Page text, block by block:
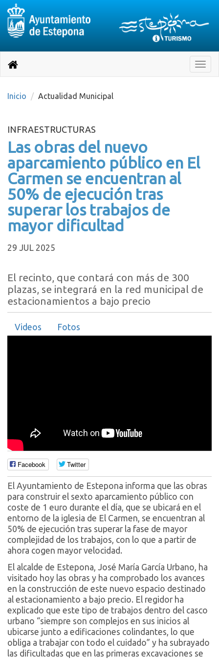
página
Toggle
Destino:
Volver
inicio
Inicio Actualidad Municipal
INFRAESTRUCTURAS
Las obras del nuevo
aparcamiento público en El
Carmen se encuentran al
50% de ejecución tras
superar los trabajos de
mayor dificultad
29 JUL 2025
El recinto, que contará con más de 300
plazas, se integrará en la red municipal de
estacionamientos a bajo precio
Videos Fotos
Facebook Twitter
El Ayuntamiento de Estepona informa que las obras
para construir el sexto aparcamiento público con
coste de 1 euro durante el día, que se ubicará en el
entorno de la iglesia de El Carmen, se encuentran al
50% de ejecución tras superar la fase de mayor
complejidad de los trabajos, con lo que a partir de
ahora cogen mayor velocidad.
El alcalde de Estepona, José María García Urbano, ha
visitado hoy las obras y ha comprobado los avances
en la construcción de este nuevo espacio destinado
al estacionamiento a bajo precio. El regidor ha
explicado que este tipo de trabajos dentro del casco
urbano “siempre son complejos en sus inicios al
ubicarse junto a edificaciones colindantes, lo que
obliga a trabajar con todo el cuidado” y ha subrayado
las dificultadas que en las primeras excavaciones se